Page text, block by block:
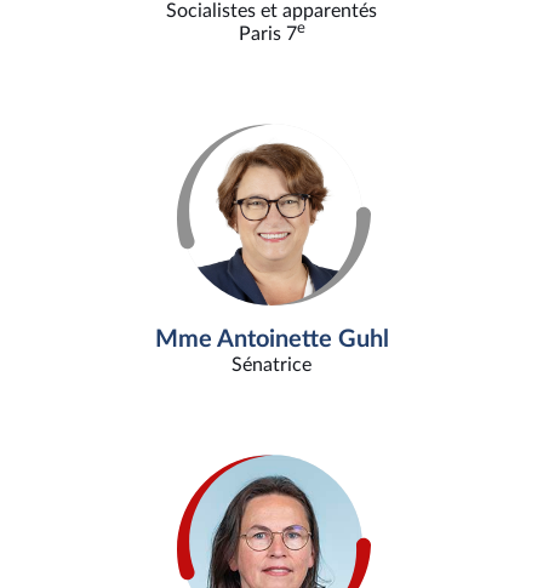
Socialistes et apparentés
Paris 7e
Mme Antoinette Guhl
Sénatrice